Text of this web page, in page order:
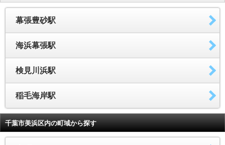
幕張豊砂駅
海浜幕張駅
検見川浜駅
稲毛海岸駅
千葉市美浜区内の町域から探す